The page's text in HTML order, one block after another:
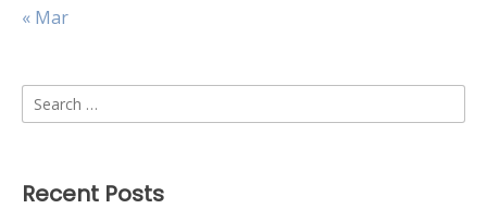
« Mar
Search
for:
Recent Posts